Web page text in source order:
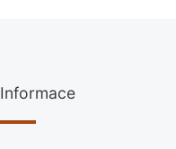
Informace